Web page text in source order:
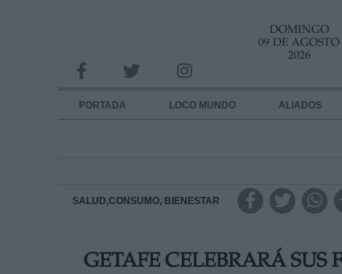
DOMINGO
09 DE AGOSTO
2026
PORTADA LOCO MUNDO ALIADOS
SALUD,CONSUMO, BIENESTAR
GETAFE CELEBRARÁ SUS
INFORMACION SOBRE LA PROTECCIÓN DE TUS DATOS
Responsable:
Destinatarios:
link